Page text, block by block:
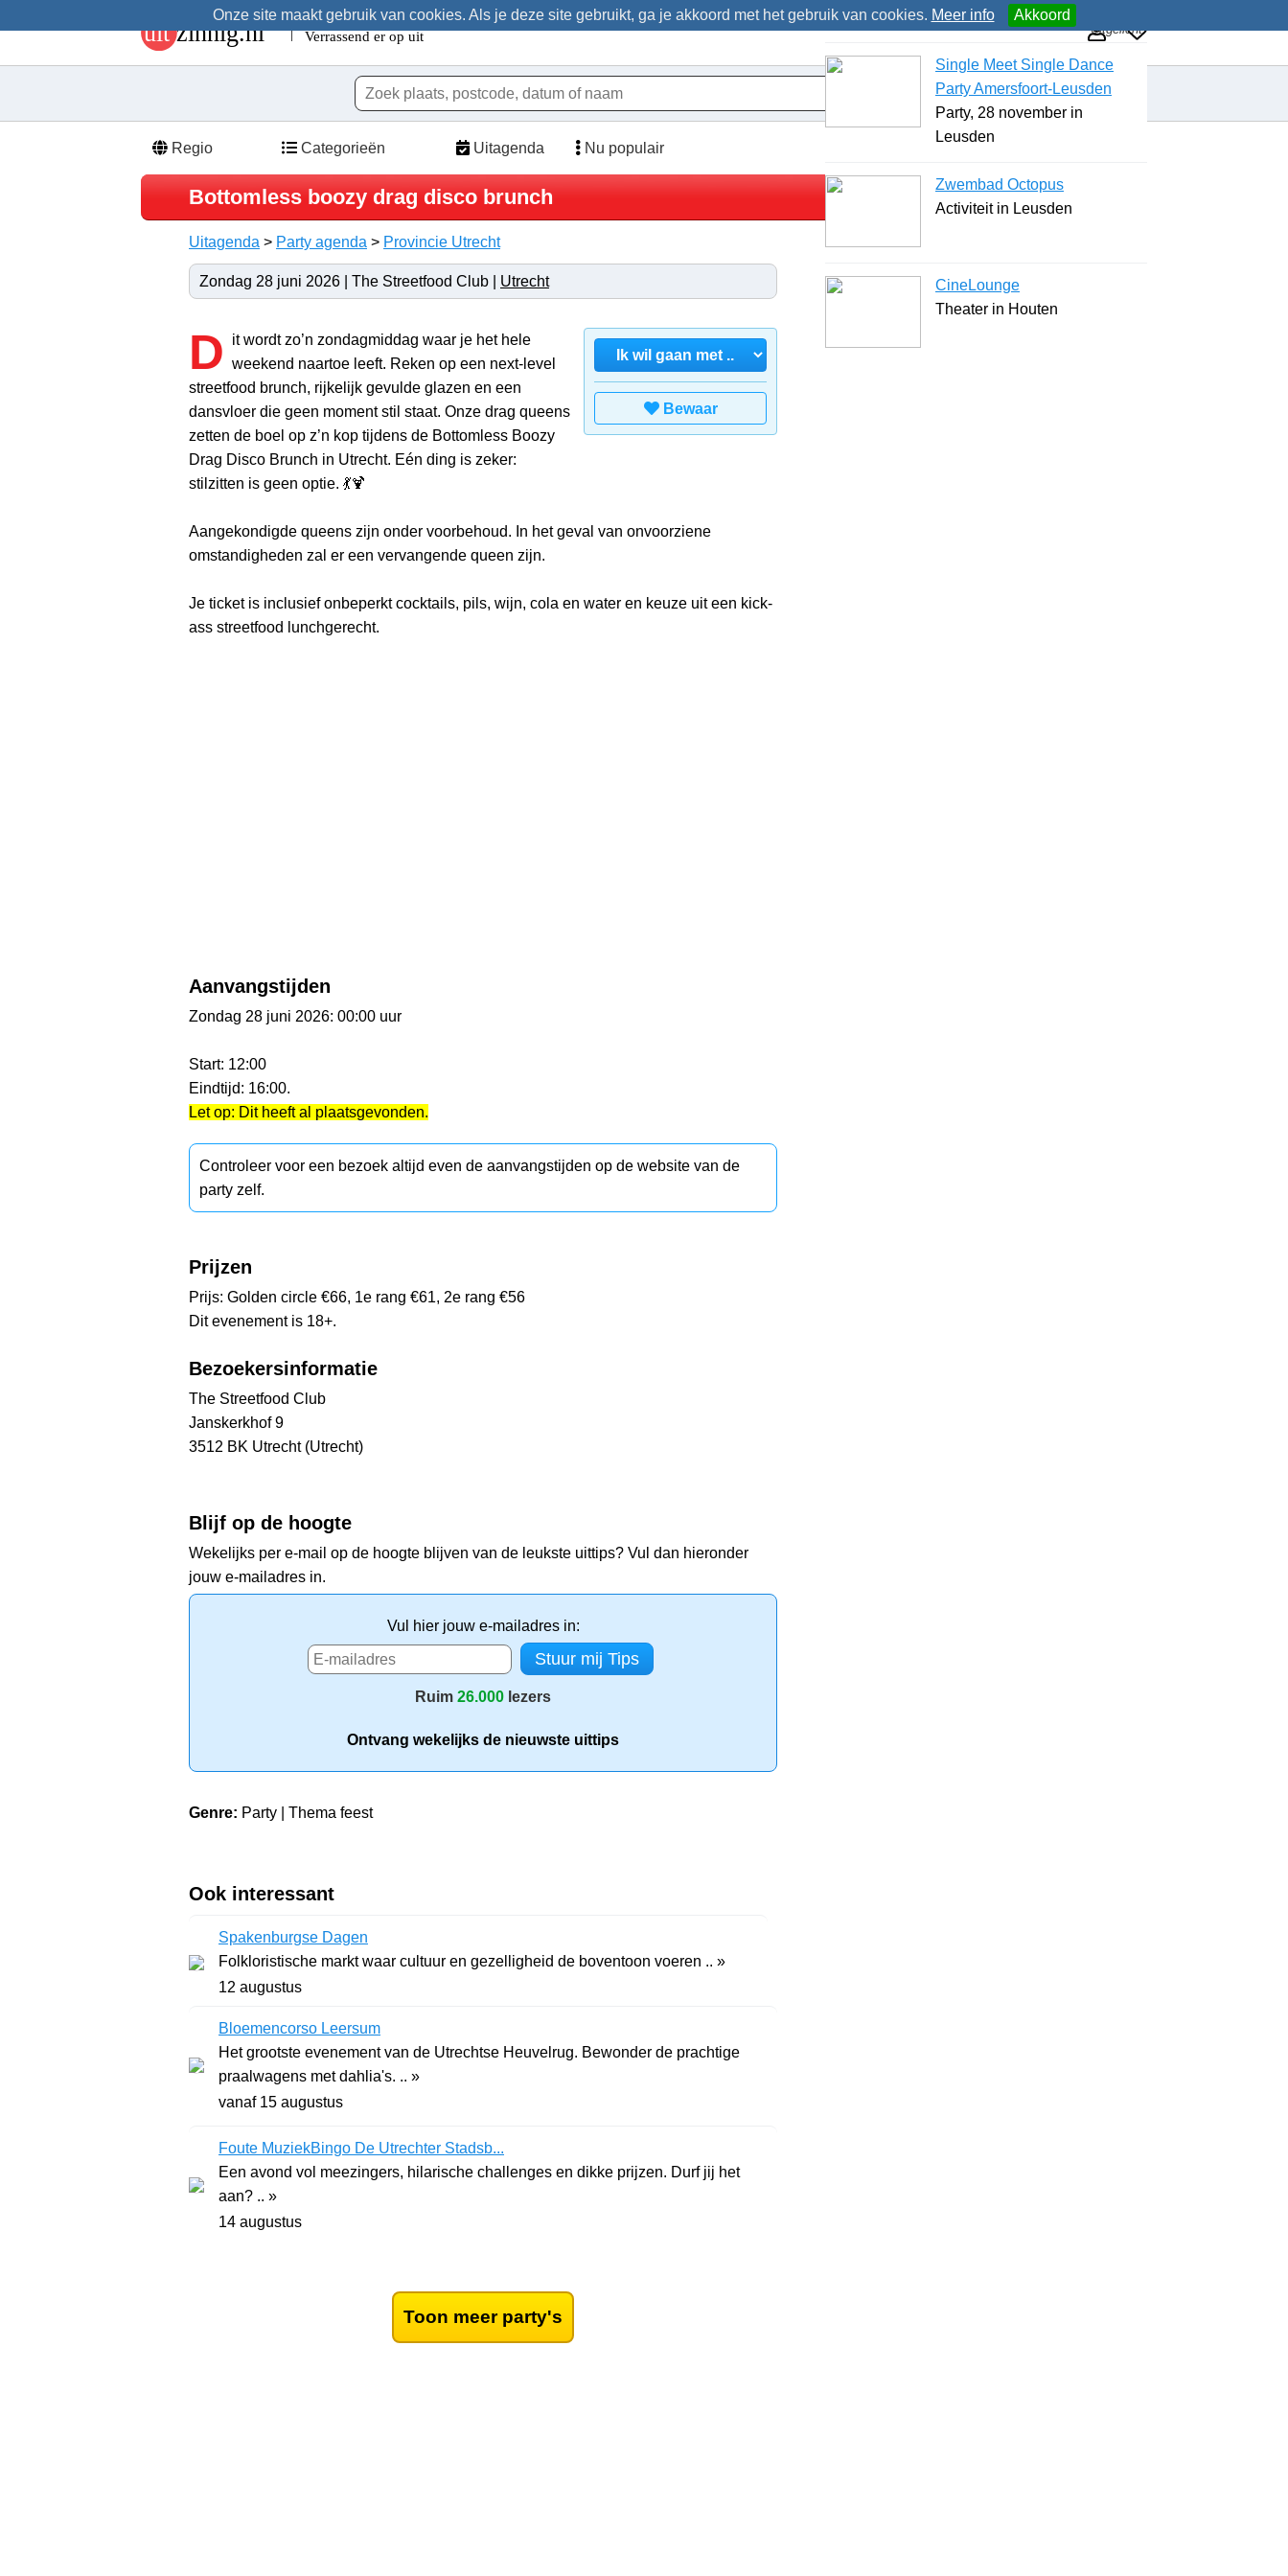
Onze site maakt gebruik van cookies. Als je deze site gebruikt, ga je akkoord met het gebruik van cookies. Meer info Akkoord
Regio Categorieën Uitagenda Nu populair
Bottomless boozy drag disco brunch
Uitagenda > Party agenda > Provincie Utrecht
Zondag 28 juni 2026 | The Streetfood Club | Utrecht
Bewaar
D
it wordt zo’n zondagmiddag waar je het hele
weekend naartoe leeft. Reken op een next-level
streetfood brunch, rijkelijk gevulde glazen en een
dansvloer die geen moment stil staat. Onze drag queens
zetten de boel op z’n kop tijdens de Bottomless Boozy
Drag Disco Brunch in Utrecht. Eén ding is zeker:
stilzitten is geen optie. 💃🍹
Aangekondigde queens zijn onder voorbehoud. In het geval van onvoorziene
omstandigheden zal er een vervangende queen zijn.
Je ticket is inclusief onbeperkt cocktails, pils, wijn, cola en water en keuze uit een kick-
ass streetfood lunchgerecht.
Aanvangstijden
Zondag 28 juni 2026: 00:00 uur
Start: 12:00
Eindtijd: 16:00.
Let op: Dit heeft al plaatsgevonden.
Controleer voor een bezoek altijd even de aanvangstijden op de website van de
party zelf.
Prijzen
Prijs: Golden circle €66, 1e rang €61, 2e rang €56
Dit evenement is 18+.
Bezoekersinformatie
The Streetfood Club
Janskerkhof 9
3512 BK Utrecht (Utrecht)
Blijf op de hoogte
Wekelijks per e-mail op de hoogte blijven van de leukste uittips? Vul dan hieronder
jouw e-mailadres in.
Vul hier jouw e-mailadres in:
Ruim 26.000 lezers
Ontvang wekelijks de nieuwste uittips
Genre: Party | Thema feest
Ook interessant
Spakenburgse Dagen
Folkloristische markt waar cultuur en gezelligheid de boventoon voeren .. »
12 augustus
Bloemencorso Leersum
Het grootste evenement van de Utrechtse Heuvelrug. Bewonder de prachtige
praalwagens met dahlia's. .. »
vanaf 15 augustus
Foute MuziekBingo De Utrechter Stadsb...
Een avond vol meezingers, hilarische challenges en dikke prijzen. Durf jij het
aan? .. »
14 augustus
Toon meer party's
Uitgelicht
Single Meet Single Dance
Party Amersfoort-Leusden
Party, 28 november in
Leusden
Zwembad Octopus
Activiteit in Leusden
CineLounge
Theater in Houten